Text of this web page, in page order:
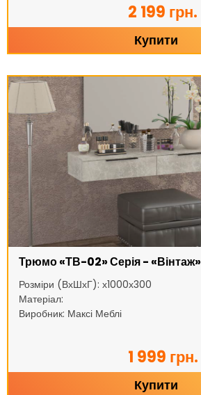
2 199 грн.
Купити
Трюмо «ТВ-02» Серія - «Вінтаж»
Розміри (ВхШхГ): х1000х300
Матеріал:
Виробник: Максі Меблі
1 999 грн.
Купити